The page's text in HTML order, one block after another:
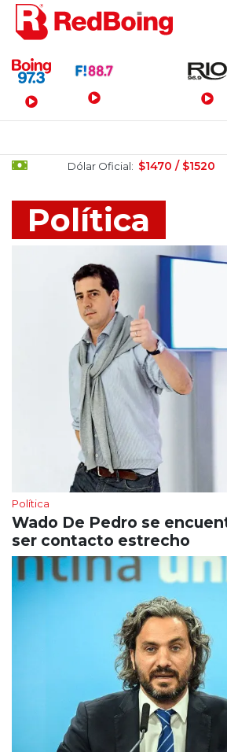
Menú Principal
Dólar Oficial: $1470 / $1520 Dólar
Política
Política
Wado De Pedro se
ser contacto estrecho